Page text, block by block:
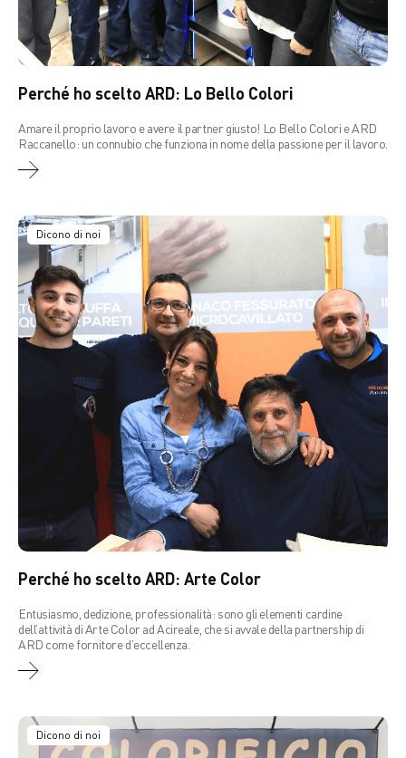
Perché ho scelto ARD: Lo Bello Colori
Amare il proprio lavoro e avere il partner giusto! Lo Bello Colori e ARD
Raccanello: un connubio che funziona in nome della passione per il lavoro.
Dicono di noi
Perché ho scelto ARD: Arte Color
Entusiasmo, dedizione, professionalità: sono gli elementi cardine
dell’attività di Arte Color ad Acireale, che si avvale della partnership di
ARD come fornitore d’eccellenza.
Dicono di noi